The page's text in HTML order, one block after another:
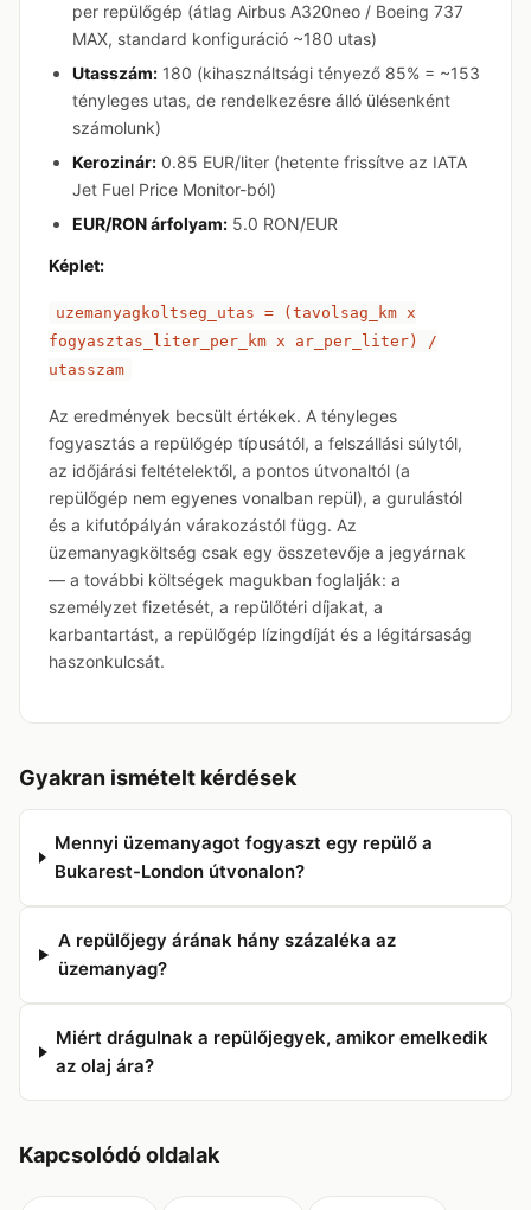
per repülőgép (átlag Airbus A320neo / Boeing 737
MAX, standard konfiguráció ~180 utas)
Utasszám: 180 (kihasználtsági tényező 85% = ~153
tényleges utas, de rendelkezésre álló ülésenként
számolunk)
Kerozinár: 0.85 EUR/liter (hetente frissítve az IATA
Jet Fuel Price Monitor-ból)
EUR/RON árfolyam: 5.0 RON/EUR
Képlet:
uzemanyagkoltseg_utas = (tavolsag_km x
fogyasztas_liter_per_km x ar_per_liter) /
utasszam
Az eredmények becsült értékek. A tényleges
fogyasztás a repülőgép típusától, a felszállási súlytól,
az időjárási feltételektől, a pontos útvonaltól (a
repülőgép nem egyenes vonalban repül), a gurulástól
és a kifutópályán várakozástól függ. Az
üzemanyagköltség csak egy összetevője a jegyárnak
— a további költségek magukban foglalják: a
személyzet fizetését, a repülőtéri díjakat, a
karbantartást, a repülőgép lízingdíját és a légitársaság
haszonkulcsát.
Gyakran ismételt kérdések
Mennyi üzemanyagot fogyaszt egy repülő a
Bukarest-London útvonalon?
A repülőjegy árának hány százaléka az
üzemanyag?
Miért drágulnak a repülőjegyek, amikor emelkedik
az olaj ára?
Kapcsolódó oldalak